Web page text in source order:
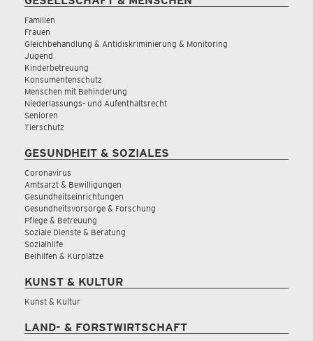
Familien
Frauen
Gleichbehandlung & Antidiskriminierung & Monitoring
Jugend
Kinderbetreuung
Konsumentenschutz
Menschen mit Behinderung
Niederlassungs- und Aufenthaltsrecht
Senioren
Tierschutz
GESUNDHEIT & SOZIALES
Coronavirus
Amtsarzt & Bewilligungen
Gesundheitseinrichtungen
Gesundheitsvorsorge & Forschung
Pflege & Betreuung
Soziale Dienste & Beratung
Sozialhilfe
Beihilfen & Kurplätze
KUNST & KULTUR
Kunst & Kultur
LAND- & FORSTWIRTSCHAFT